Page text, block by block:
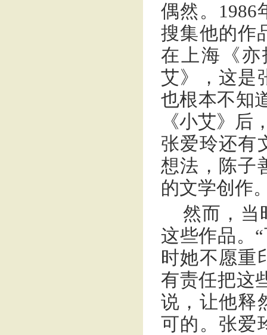
偶然。1986
搜集他的作
在上海《
艾》，这是
也根本不知
《小艾》后
张爱玲还有
想法，陈子
的文学创作
然而，当
这些作品。
时她不愿重
有责任把这
说，让他释
可的。张爱